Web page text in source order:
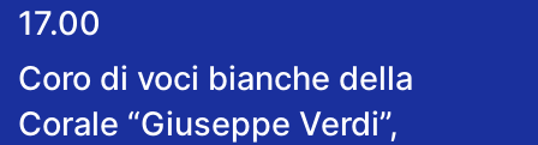
17.00
Coro di voci bianche della
Corale “Giuseppe Verdi”,